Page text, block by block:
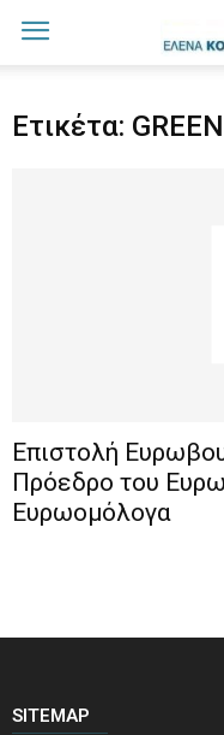
Ετικέτα:
Επιστολή
Πρόεδρο του
Ευρωομόλογα
SITEMAP